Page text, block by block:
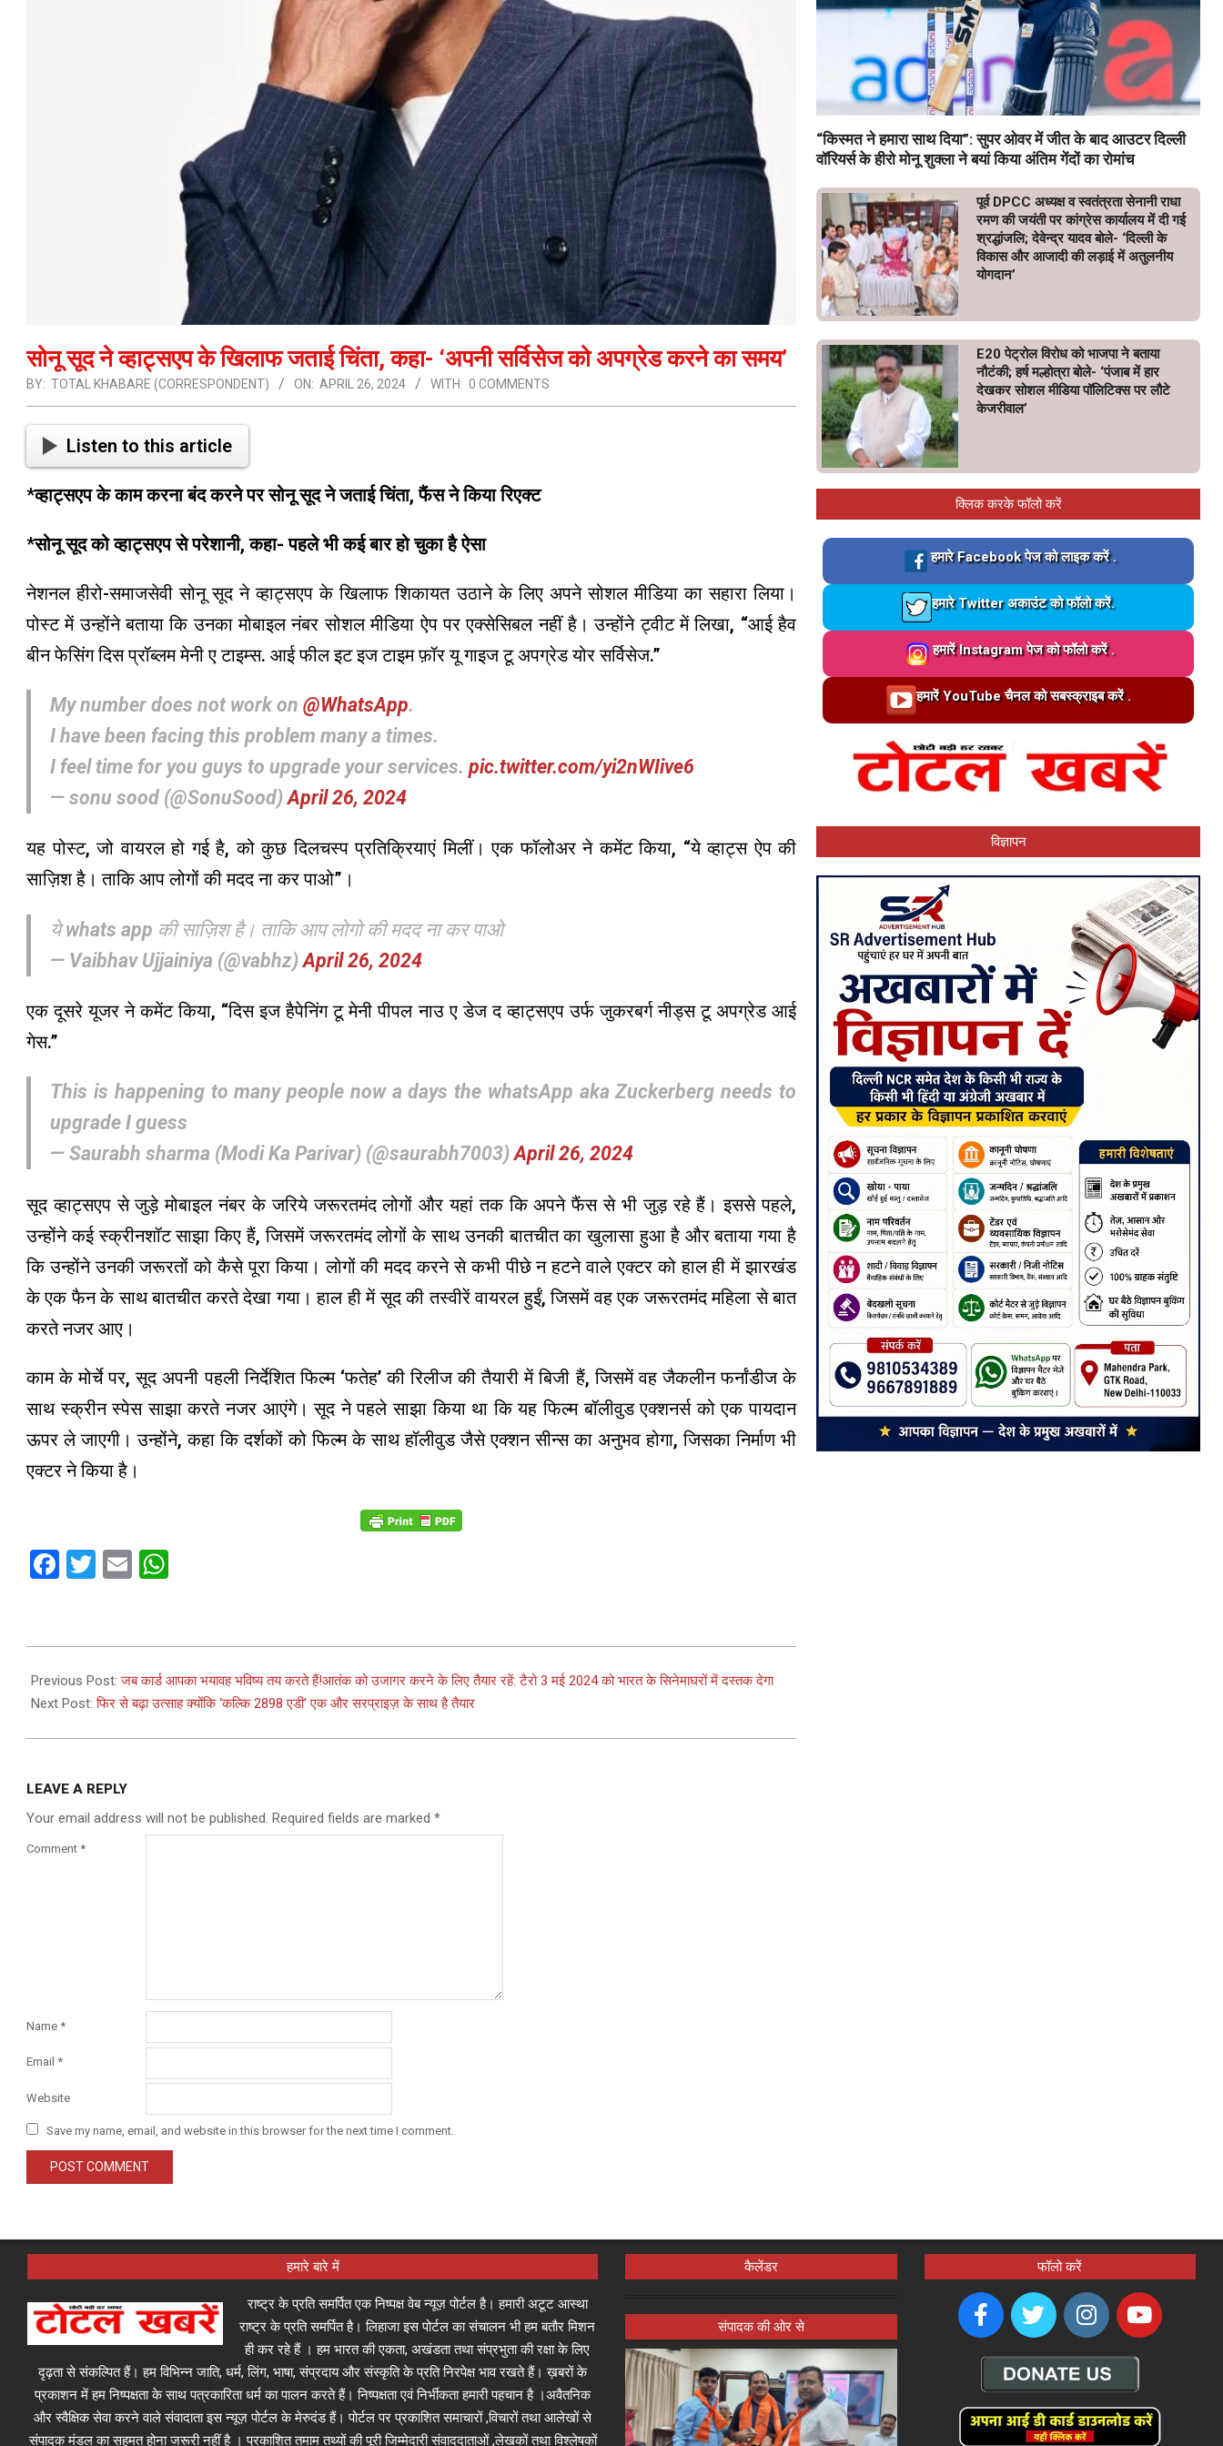
सोनू सूद ने व्हाट्सएप के खिलाफ जताई चिंता, कहा- ‘अपनी सर्विसेज को अपग्रेड करने का समय’
BY: TOTAL KHABARE (CORRESPONDENT) ON: APRIL 26, 2024 WITH: 0 COMMENTS
Listen to this article
*व्हाट्सएप के काम करना बंद करने पर सोनू सूद ने जताई चिंता, फैंस ने किया रिएक्ट
*सोनू सूद को व्हाट्सएप से परेशानी, कहा- पहले भी कई बार हो चुका है ऐसा
नेशनल हीरो-समाजसेवी सोनू सूद ने व्हाट्सएप के खिलाफ शिकायत उठाने के लिए अपने सोशल मीडिया का सहारा लिया।
पोस्ट में उन्होंने बताया कि उनका मोबाइल नंबर सोशल मीडिया ऐप पर एक्सेसिबल नहीं है। उन्होंने ट्वीट में लिखा, “आई हैव
बीन फेसिंग दिस प्रॉब्लम मेनी ए टाइम्स. आई फील इट इज टाइम फ़ॉर यू गाइज टू अपग्रेड योर सर्विसेज.”
My number does not work on@WhatsApp.
I have been facing this problem many a times.
I feel time for you guys to upgrade your services.pic.twitter.com/yi2nWIive6
— sonu sood (@SonuSood)April 26, 2024
यह पोस्ट, जो वायरल हो गई है, को कुछ दिलचस्प प्रतिक्रियाएं मिलीं। एक फॉलोअर ने कमेंट किया, “ये व्हाट्स ऐप की
साज़िश है। ताकि आप लोगों की मदद ना कर पाओ”।
ये whats app की साज़िश है। ताकि आप लोगो की मदद ना कर पाओ
— Vaibhav Ujjainiya (@vabhz)April 26, 2024
एक दूसरे यूजर ने कमेंट किया, “दिस इज हैपेनिंग टू मेनी पीपल नाउ ए डेज द व्हाट्सएप उर्फ जुकरबर्ग नीड्स टू अपग्रेड आई
गेस.”
This is happening to many people now a days the whatsApp aka Zuckerberg needs to
upgrade I guess
— Saurabh sharma (Modi Ka Parivar) (@saurabh7003)April 26, 2024
सूद व्हाट्सएप से जुड़े मोबाइल नंबर के जरिये जरूरतमंद लोगों और यहां तक ​​​​कि अपने फैंस से भी जुड़ रहे हैं। इससे पहले,
उन्होंने कई स्क्रीनशॉट साझा किए हैं, जिसमें जरूरतमंद लोगों के साथ उनकी बातचीत का खुलासा हुआ है और बताया गया है
कि उन्होंने उनकी जरूरतों को कैसे पूरा किया। लोगों की मदद करने से कभी पीछे न हटने वाले एक्टर को हाल ही में झारखंड
के एक फैन के साथ बातचीत करते देखा गया। हाल ही में सूद की तस्वीरें वायरल हुईं, जिसमें वह एक जरूरतमंद महिला से बात
करते नजर आए।
काम के मोर्चे पर, सूद अपनी पहली निर्देशित फिल्म ‘फतेह’ की रिलीज की तैयारी में बिजी हैं, जिसमें वह जैकलीन फर्नांडीज के
साथ स्क्रीन स्पेस साझा करते नजर आएंगे। सूद ने पहले साझा किया था कि यह फिल्म बॉलीवुड एक्शनर्स को एक पायदान
ऊपर ले जाएगी। उन्होंने, कहा कि दर्शकों को फिल्म के साथ हॉलीवुड जैसे एक्शन सीन्स का अनुभव होगा, जिसका निर्माण भी
एक्टर ने किया है।
Facebook
Twitter
Email
04-
26
Previous Post:जब कार्ड आपका भयावह भविष्य तय करते हैं!आतंक को उजागर करने के लिए तैयार रहें: टैरो 3 मई 2024 को भारत के सिनेमाघरों में दस्तक देगा
Next Post:फिर से बढ़ा उत्साह क्योंकि ‘कल्कि 2898 एडी’ एक और सरप्राइज़ के साथ है तैयार
LEAVE A REPLY
Your email address will not be published. Required fields are marked *
Comment *
Name *
Email *
Website
Save my name, email, and website in this browser for the next time I comment.
“किस्मत ने हमारा साथ दिया”: सुपर ओवर में जीत के बाद आउटर दिल्ली
वॉरियर्स के हीरो मोनू शुक्ला ने बयां किया अंतिम गेंदों का रोमांच
पूर्व DPCC अध्यक्ष व स्वतंत्रता सेनानी राधा
रमण की जयंती पर कांग्रेस कार्यालय में दी गई
श्रद्धांजलि; देवेन्द्र यादव बोले- ‘दिल्ली के
विकास और आजादी की लड़ाई में अतुलनीय
योगदान’
E20 पेट्रोल विरोध को भाजपा ने बताया
नौटंकी; हर्ष मल्होत्रा बोले- ‘पंजाब में हार
देखकर सोशल मीडिया पॉलिटिक्स पर लौटे
केजरीवाल’
क्लिक करके फॉलो करें
Loading…
हमारे Facebook पेज को लाइक करें .
Loading…
हमारे Twitter अकाउंट को फॉलो करें.
Loading…
हमारें Instagram पेज को फॉलो करें .
Loading…हमारें YouTube चैनल को सबस्क्राइब करें .
विज्ञापन
हमारे बारे में
राष्ट्र के प्रति समर्पित एक निष्पक्ष वेब न्यूज़ पोर्टल है। हमारी अटूट आस्था
राष्ट्र के प्रति समर्पित है। लिहाजा इस पोर्टल का संचालन भी हम बतौर मिशन
ही कर रहे हैं । हम भारत की एकता, अखंडता तथा संप्रभुता की रक्षा के लिए
दृढ़ता से संकल्पित हैं। हम विभिन्न जाति, धर्म, लिंग, भाषा, संप्रदाय और संस्कृति के प्रति निरपेक्ष भाव रखते हैं। ख़बरों के
प्रकाशन में हम निष्पक्षता के साथ पत्रकारिता धर्म का पालन करते हैं। निष्पक्षता एवं निर्भीकता हमारी पहचान है ।अवैतनिक
और स्वैक्षिक सेवा करने वाले संवादाता इस न्यूज़ पोर्टल के मेरुदंड हैं। पोर्टल पर प्रकाशित समाचारों ,विचारों तथा आलेखों से
संपादक मंडल का सहमत होना जरूरी नहीं है । प्रकाशित तमाम तथ्यों की पूरी जिम्मेदारी संवाददाताओं ,लेखकों तथा विश्लेषकों
कैलेंडर
संपादक की ओर से
फॉलो करें